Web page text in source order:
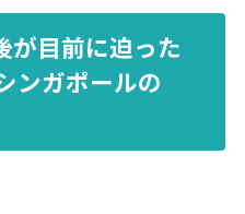
が目前に迫った
ンガポールの